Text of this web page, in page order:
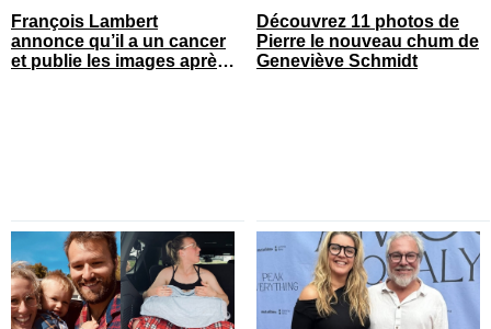
François Lambert
annonce qu’il a un cancer
et publie les images après
Découvrez 11 photos de
Pierre le nouveau chum de
Geneviève Schmidt